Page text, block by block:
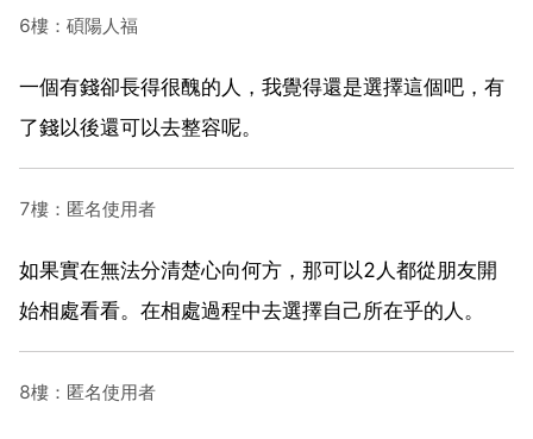
6樓：碩陽人福
一個有錢卻長得很醜的人，我覺得還是選擇這個吧，有
了錢以後還可以去整容呢。
7樓：匿名使用者
如果實在無法分清楚心向何方，那可以2人都從朋友開
始相處看看。在相處過程中去選擇自己所在乎的人。
8樓：匿名使用者